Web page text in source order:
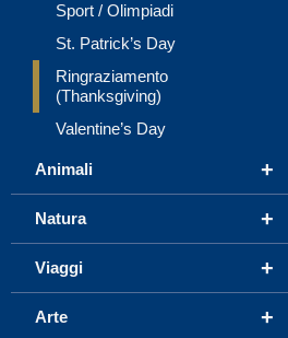
Sport / Olimpiadi
St. Patrick’s Day
Ringraziamento
(Thanksgiving)
Valentine’s Day
+
Animali
+
Natura
+
Viaggi
+
Arte